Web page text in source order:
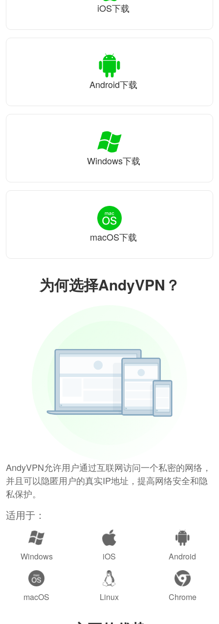
为何选择AndyVPN？
AndyVPN允许用户通过互联网访问一个私密的网络，
并且可以隐匿用户的真实IP地址，提高网络安全和隐
私保护。
适用于：
Windows iOS Android
macOS Linux Chrome
iOS下载
Android下载
Windows下载
macOS下载